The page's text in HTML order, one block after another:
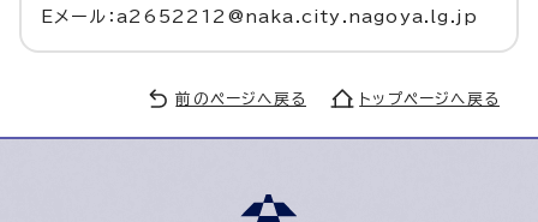
Eメール：a2652212@naka.city.nagoya.lg.jp
前のページへ戻る トップページへ戻る